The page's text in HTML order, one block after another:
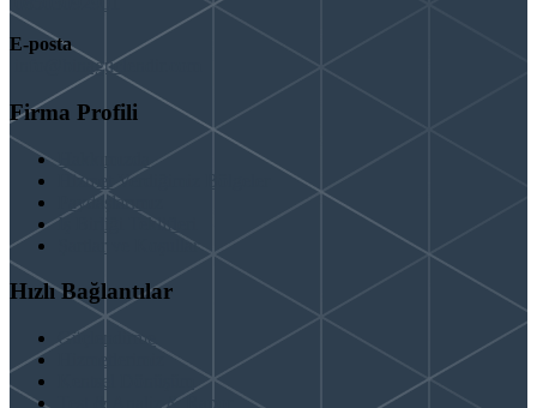
E-posta
info@binaguclendir.com
Firma Profili
Hakkımızda
Hizmet Verdiğimiz Bölgeler
Paydaşlarımız
İş Birliği Teklifleri
Şartlar ve Koşullar
Hızlı Bağlantılar
Güçlendirme
Hizmetlerimiz
Test & Analiz & Rapor